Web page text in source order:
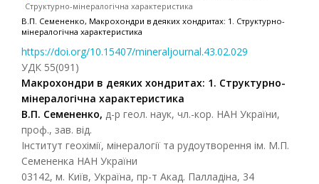
Структурно-мінералогічна характеристика
В.П. Семененко, Макрохондри в деяких хондритах: 1. Структурно-
мінералогічна характеристика
https://doi.org/10.15407/mineraljournal.43.02.029
УДК 55(091)
Макрохондри в деяких хондритах: 1. Структурно-
мінералогічна характеристика
В.П. Семененко, д-р геол. наук, чл.-кор. НАН України,
проф., зав. від.
Інститут геохімії, мінералогії та рудоутворення ім. М.П.
Семененка НАН України
03142, м. Київ, Україна, пр-т Акад. Палладіна, 34